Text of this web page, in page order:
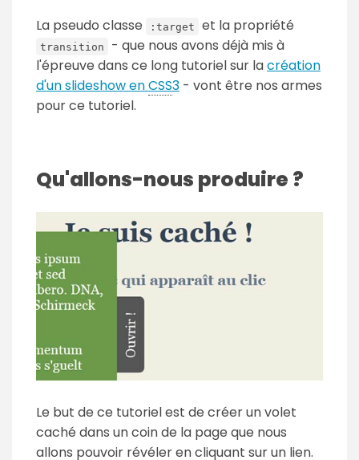
La pseudo classe
:target et la propriété
transition
- que nous avons déjà mis à
l'épreuve dans ce long tutoriel sur lacréation
d'un slideshow enCSS3 - vont être nos armes
pour ce tutoriel.
Qu'allons-nous produire ?
Le but de ce tutoriel est de créer un volet
caché dans un coin de la page que nous
allons pouvoir révéler en cliquant sur un lien.